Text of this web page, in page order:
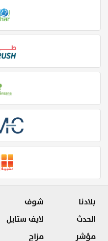
بلادنا
الحدث
مؤشر
شوف
لايف ستايل
مزاج